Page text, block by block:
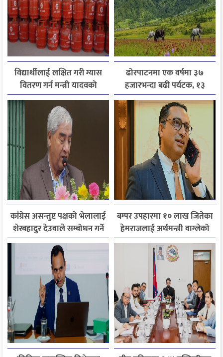
विद्यार्थीलाई लक्षित गरी ग्यास
वितरण गर्न मन्त्री यादवको
निर्देशन
ढोरपाटनमा एक वर्षमा ३७
हजारभन्दा बढी पर्यटक, १३
हजारले बढ्यो आगमन
कांग्रेस असन्तुष्ट पक्षको भेलालाई
शेरबहादुर देउवाले सम्बोधन गर्ने
बम्पर उपहारमा १० लाख जितेका
हेमराजलाई अर्थमन्त्री वाग्लेको
फोन, रुपन्देहीकी सपनाले
जितिन् एक लाख